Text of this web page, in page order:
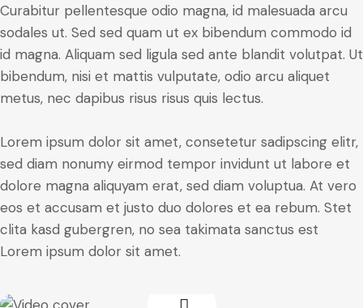
Curabitur pellentesque odio magna, id malesuada arcu
sodales ut. Sed sed quam ut ex bibendum commodo id
id magna. Aliquam sed ligula sed ante blandit volutpat. Ut
bibendum, nisi et mattis vulputate, odio arcu aliquet
metus, nec dapibus risus risus quis lectus.
Lorem ipsum dolor sit amet, consetetur sadipscing elitr,
sed diam nonumy eirmod tempor invidunt ut labore et
dolore magna aliquyam erat, sed diam voluptua. At vero
eos et accusam et justo duo dolores et ea rebum. Stet
clita kasd gubergren, no sea takimata sanctus est
Lorem ipsum dolor sit amet.